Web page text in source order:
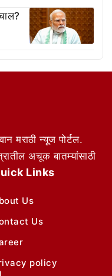
मराठी न्यूज पोर्टल.
अचूक बातम्यांसाठी
Links
Us
Us
policy